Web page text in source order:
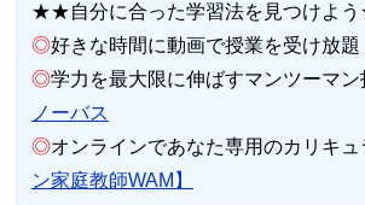
★★自分に合った学習法を見つけよ
◎好きな時間に動画で授業を受け放題
◎学力を最大限に伸ばすマンツーマン
ノーバス
◎オンラインであなた専用のカリキュ
ン家庭教師WAM】